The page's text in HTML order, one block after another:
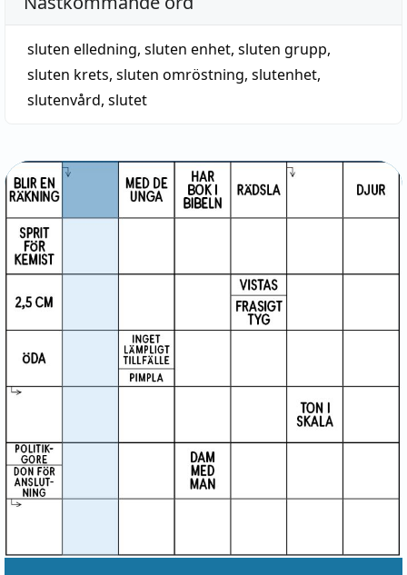
sluten elledning, sluten enhet, sluten grupp,
sluten krets, sluten omröstning, slutenhet,
slutenvård, slutet